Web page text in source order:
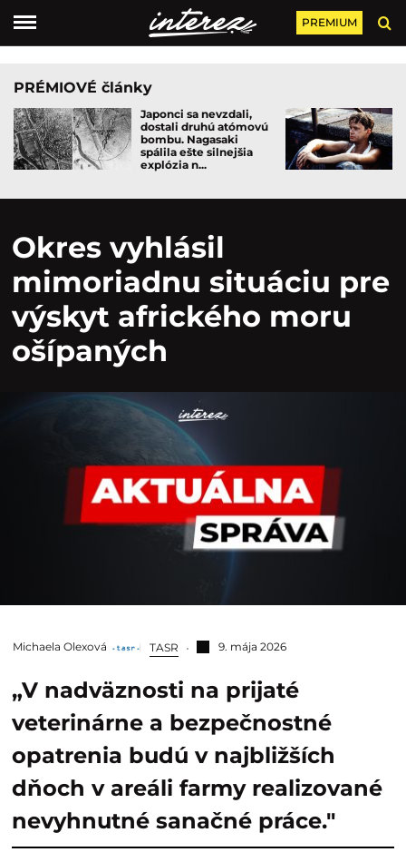
PREMIUM
PRÉMIOVÉ články
Japonci sa nevzdali,
dostali druhú atómovú
bombu. Nagasaki
spálila ešte silnejšia
explózia n...
Okres vyhlásil
mimoriadnu situáciu pre
výskyt afrického moru
ošípaných
Michaela Olexová TASR 9. mája 2026
„V nadväznosti na prijaté
veterinárne a bezpečnostné
opatrenia budú v najbližších
dňoch v areáli farmy realizované
nevyhnutné sanačné práce."